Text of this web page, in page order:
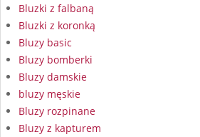
Bluzki z falbaną
Bluzki z koronką
Bluzy basic
Bluzy bomberki
Bluzy damskie
bluzy męskie
Bluzy rozpinane
Bluzy z kapturem